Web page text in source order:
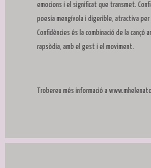
emocions i el significat que transmet.
poesia mengívola i digerible, atractiva
Confidències és la combinació de la cançó
rapsòdia, amb el gest i el moviment.
Trobereu més informació a